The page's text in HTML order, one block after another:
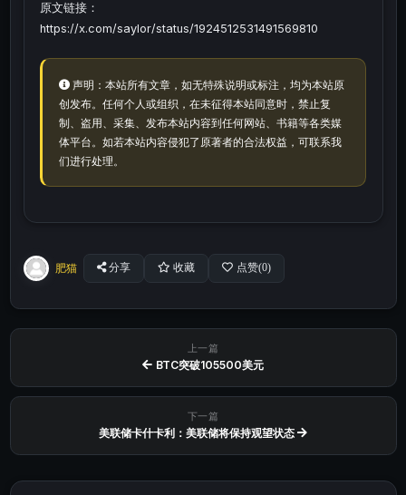
原文链接：
https://x.com/saylor/status/1924512531491569810
声明：本站所有文章，如无特殊说明或标注，均为本站原
创发布。任何个人或组织，在未征得本站同意时，禁止复
制、盗用、采集、发布本站内容到任何网站、书籍等各类媒
体平台。如若本站内容侵犯了原著者的合法权益，可联系我
们进行处理。
肥猫 分享 收藏 点赞(0)
上一篇
BTC突破105500美元
下一篇
美联储卡什卡利：美联储将保持观望状态